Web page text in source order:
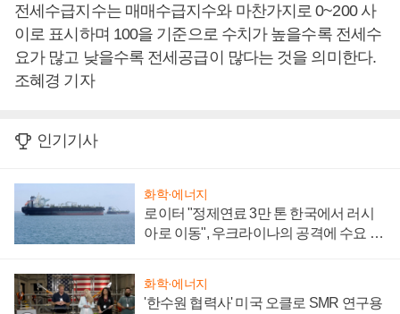
전세수급지수는 매매수급지수와 마찬가지로 0~200 사
이로 표시하며 100을 기준으로 수치가 높을수록 전세수
요가 많고 낮을수록 전세공급이 많다는 것을 의미한다.
조혜경 기자
인기기사
화학·에너지
로이터 "정제연료 3만 톤 한국에서 러시
아로 이동", 우크라이나의 공격에 수요 늘
화학·에너지
'한수원 협력사' 미국 오클로 SMR 연구용